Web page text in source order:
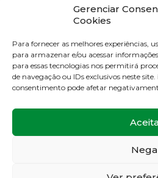
Gerenciar
Cookies
Para fornecer as melhores experiências,
para armazenar e/ou acessar
para essas tecnologias nos permitirá
de navegação ou IDs exclusivos neste
consentimento pode afetar